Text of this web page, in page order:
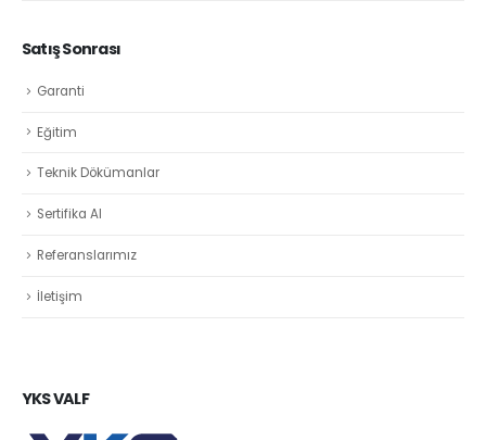
Satış Sonrası
Garanti
Eğitim
Teknik Dökümanlar
Sertifika Al
Referanslarımız
İletişim
YKS VALF